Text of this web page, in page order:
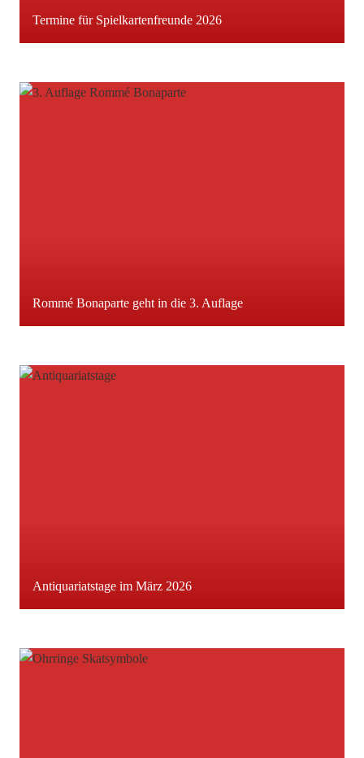
Termine für Spielkartenfreunde 2026
Rommé Bonaparte geht in die 3. Auflage
Antiquariatstage im März 2026